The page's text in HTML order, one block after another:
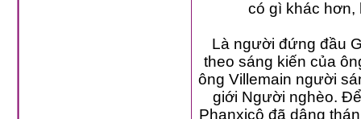
Là người đứng đầu
theo sáng kiến của ông
ông Villemain người sáng
giới Người nghèo. Để mở